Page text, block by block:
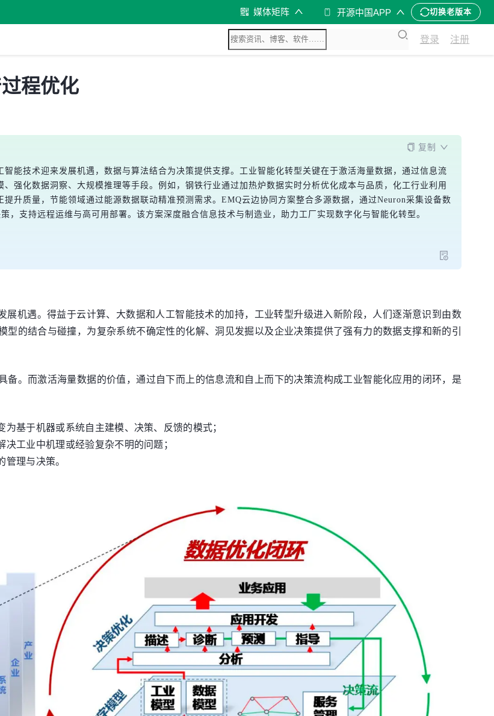
媒体矩阵 开源中国APP 切换老版本
登录 注册
程优化
复制
能技术迎来发展机遇，数据与算法结合为决策提供支撑。工业智能化转型关键在于激活海量数据，通过信息流
强化数据洞察、大规模推理等手段。例如，钢铁行业通过加热炉数据实时分析优化成本与品质，化工行业利用
升质量，节能领域通过能源数据联动精准预测需求。EMQ云边协同方案整合多源数据，通过Neuron采集设备数
，支持远程运维与高可用部署。该方案深度融合信息技术与制造业，助力工厂实现数字化与智能化转型。
展机遇。得益于云计算、大数据和人工智能技术的加持，工业转型升级进入新阶段，人们逐渐意识到由数
的结合与碰撞，为复杂系统不确定性的化解、洞见发掘以及企业决策提供了强有力的数据支撑和新的引
。而激活海量数据的价值，通过自下而上的信息流和自上而下的决策流构成工业智能化应用的闭环，是
基于机器或系统自主建模、决策、反馈的模式；
工业中机理或经验复杂不明的问题；
理与决策。